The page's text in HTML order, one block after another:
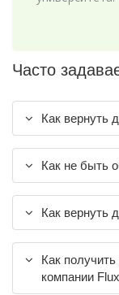
Часто
Как вернуть
Как не быть
Как вернуть
Как
компании